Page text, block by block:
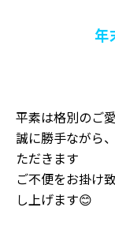
年
平素は格別のご
誠に勝手ながら
ただきます
ご不便をお掛け
し上げます😊